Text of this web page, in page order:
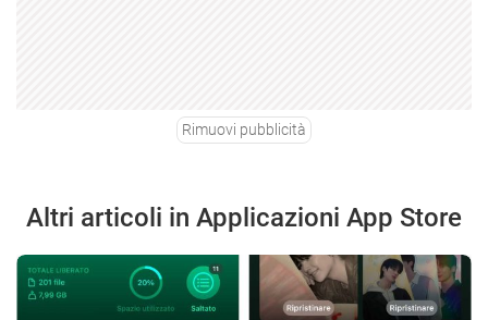
Rimuovi pubblicità
Altri articoli in Applicazioni App Store